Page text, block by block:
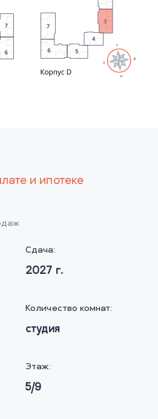
и ипотеке
Сдача:
2027 г.
Количество комнат:
студия
Этаж:
5/9